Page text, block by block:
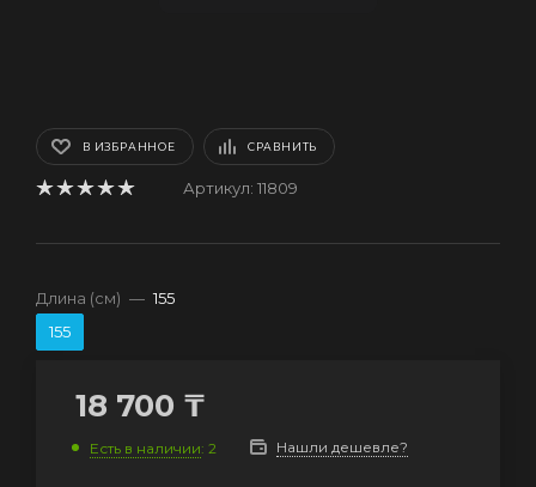
В ИЗБРАННОЕ СРАВНИТЬ
Артикул: 11809
Длина (см) — 155
155
18 700 ₸
Есть в наличии: 2 Нашли дешевле?